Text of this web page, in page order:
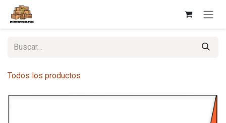
Ir al contenido
Todos los productos